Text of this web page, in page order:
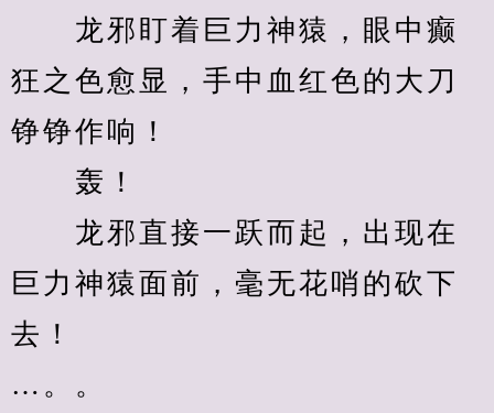
龙邪盯着巨力神猿，眼中癫
狂之色愈显，手中血红色的大刀
铮铮作响！
轰！
龙邪直接一跃而起，出现在
巨力神猿面前，毫无花哨的砍下
去！
…。。